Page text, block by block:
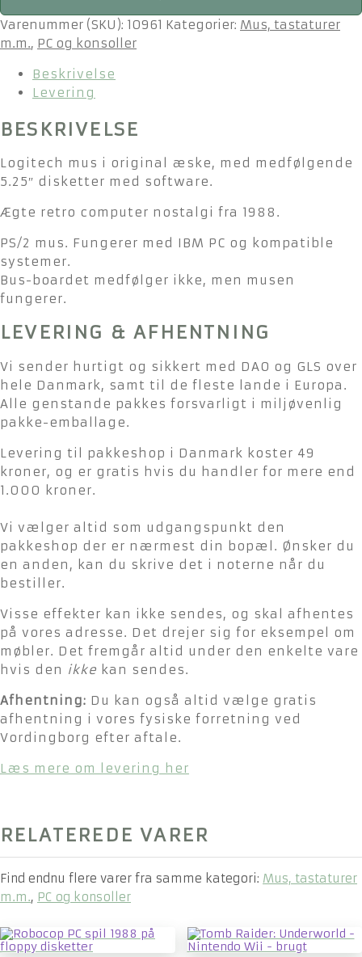
Bus
Version
Varenummer (SKU): 10961 Kategorier: Mus, tastaturer
m.m., PC og konsoller
Beskrivelse
Levering
BESKRIVELSE
Logitech mus i original æske, med medfølgende
5.25″ disketter med software.
Ægte retro computer nostalgi fra 1988.
PS/2 mus. Fungerer med IBM PC og kompatible
systemer.
Bus-boardet medfølger ikke, men musen
fungerer.
LEVERING & AFHENTNING
Vi sender hurtigt og sikkert med DAO og GLS over
hele Danmark, samt til de fleste lande i Europa.
Alle genstande pakkes forsvarligt i miljøvenlig
pakke-emballage.
Levering til pakkeshop i Danmark koster 49
kroner, og er gratis hvis du handler for mere end
1.000 kroner.
Vi vælger altid som udgangspunkt den
pakkeshop der er nærmest din bopæl. Ønsker du
en anden, kan du skrive det i noterne når du
bestiller.
Visse effekter kan ikke sendes, og skal afhentes
på vores adresse. Det drejer sig for eksempel om
møbler. Det fremgår altid under den enkelte vare
hvis den ikke kan sendes.
Afhentning: Du kan også altid vælge gratis
afhentning i vores fysiske forretning ved
Vordingborg efter aftale.
Læs mere om levering her
RELATEREDE VARER
Find endnu flere varer fra samme kategori: Mus, tastaturer
m.m., PC og konsoller